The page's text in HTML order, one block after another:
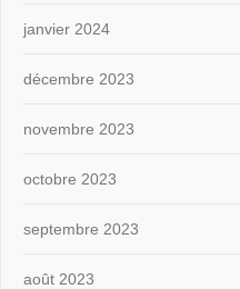
janvier 2024
décembre 2023
novembre 2023
octobre 2023
septembre 2023
août 2023